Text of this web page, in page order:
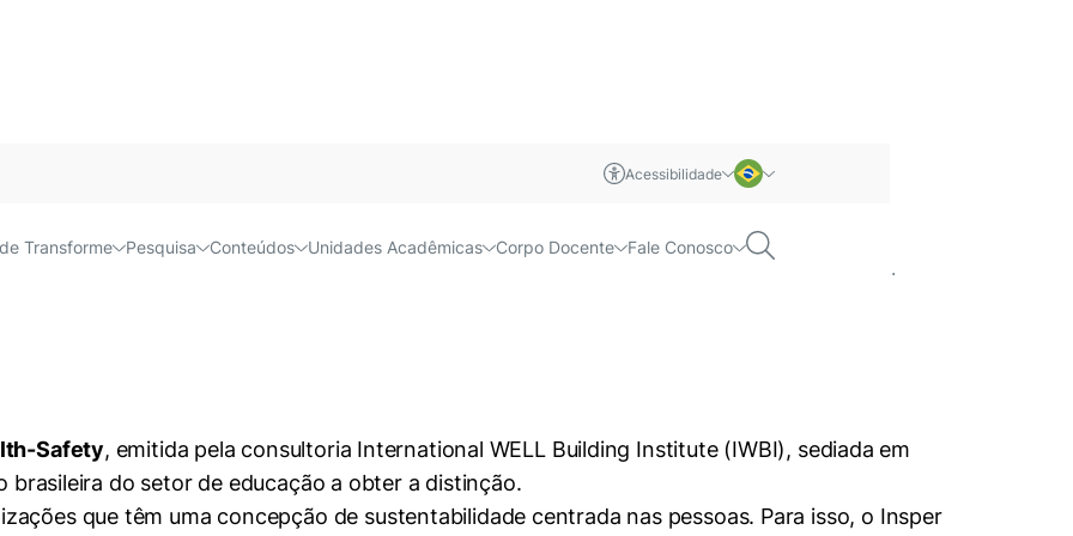
Acessibilidade
Português
Transforme Pesquisa Conteúdos Unidades Acadêmicas Corpo Docente Fale Conosco
Health-Safety
emitida pela consultoria International WELL Building Institute (IWBI), sediada em Nova York.
Safety, emitida pela consultoria International WELL Building Institute (IWBI), sediada em
brasileira do setor de educação a obter a distinção.
que têm uma concepção de sustentabilidade centrada nas pessoas. Para isso, o Insper